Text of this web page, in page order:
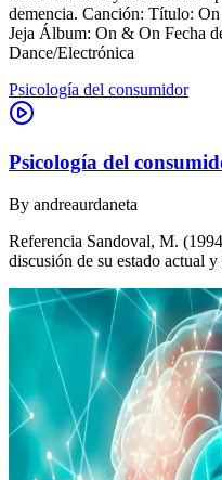
demencia. Canción: Título:
Jeja Álbum: On & On Fecha
Dance/Electrónica
Psicología del consumidor
Psicología del
By andreaurdaneta
Referencia Sandoval, M.
discusión de su estado actual